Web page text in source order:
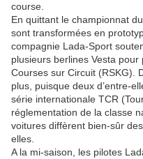
course.
En quittant le championnat
sont transformées en
compagnie Lada-Sport
plusieurs berlines Vesta
Courses sur Circuit (RSKG).
plus, puisque deux d’entre-
série internationale TCR
réglementation de la classe
voitures diffèrent bien-sûr
elles.
A la mi-saison, les pilotes